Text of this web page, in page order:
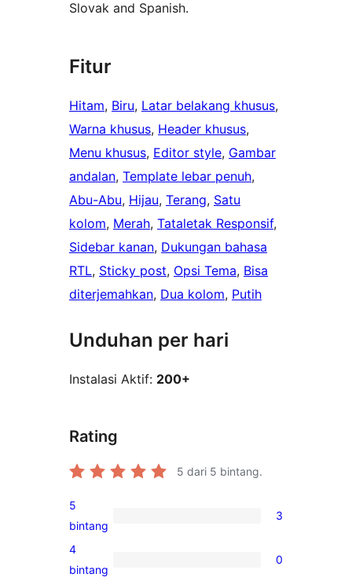
Slovak and Spanish.
Fitur
Hitam, Biru, Latar belakang khusus
Warna khusus, Header khusus
Menu khusus, Editor style, Gambar
andalan, Template lebar penuh
Abu-Abu, Hijau, Terang, Satu
kolom, Merah, Tataletak Responsif
Sidebar kanan, Dukungan bahasa
RTL, Sticky post, Opsi Tema, Bisa
diterjemahkan, Dua kolom, Putih
Unduhan per hari
Instalasi Aktif: 200+
Rating
5 dari 5 bintang.
3
ulasan
5-
5
bintang
3
0
4
bintang
0